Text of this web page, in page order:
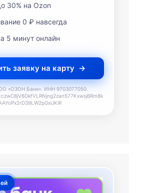
30% на Ozon
0 ₽ навсегда
5 минут онлайн
заявку на карту
«ОЗОН Банк». ИНН 9703077050.